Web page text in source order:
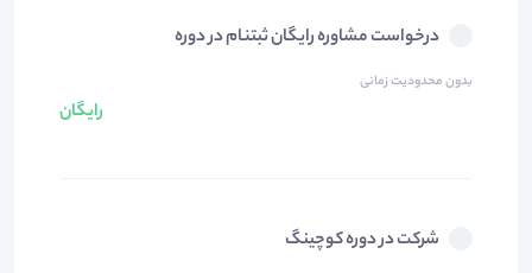
درخواست مشاوره رایگان ثبتنام در دوره
بدون محدودیت زمانی
رایگان
شرکت در دوره کوچینگ